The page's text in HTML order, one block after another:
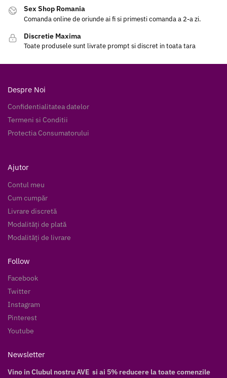
Sex Shop Romania
Comanda online de oriunde ai fi si primesti comanda a 2-a zi.
Discretie Maxima
Toate produsele sunt livrate prompt si discret in toata tara
Despre Noi
Confidentialitatea datelor
Termeni si Conditii
Protectia Consumatorului
Ajutor
Contul meu
Cum cumpăr
Livrare discretă
Modalități de plată
Modalități de livrare
Follow
Facebook
Twitter
Instagram
Pinterest
Youtube
Newsletter
Vino in Clubul nostru AVE si ai 5% reducere la toate comenzile